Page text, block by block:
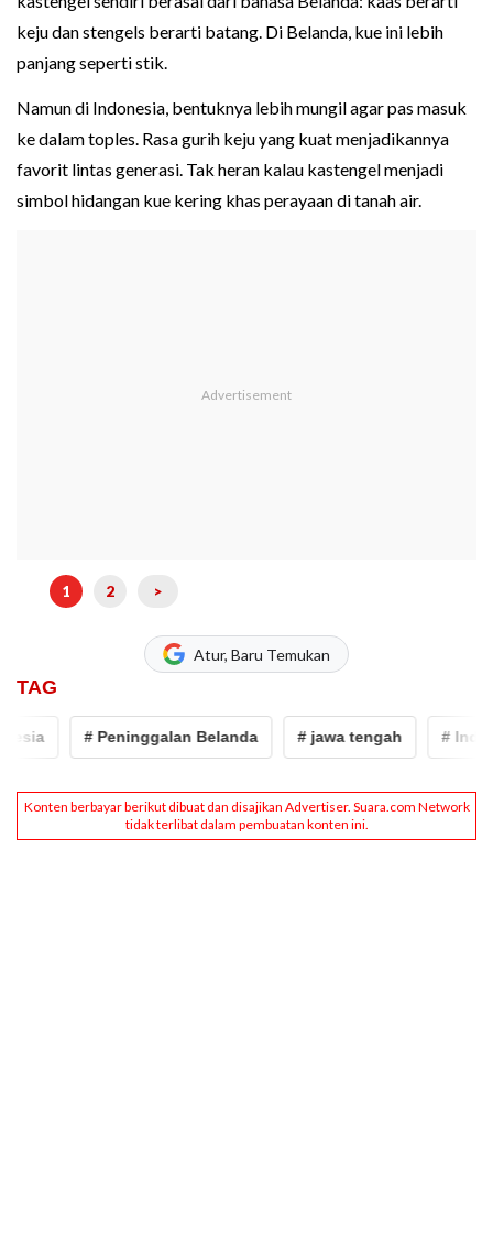
keju dan stengels berarti batang. Di Belanda, kue ini lebih
panjang seperti stik.
Namun di Indonesia, bentuknya lebih mungil agar pas masuk
ke dalam toples. Rasa gurih keju yang kuat menjadikannya
favorit lintas generasi. Tak heran kalau kastengel menjadi
simbol hidangan kue kering khas perayaan di tanah air.
1 2 >
Atur, Baru Temukan
TAG
# Peninggalan Belanda # jawa tengah #